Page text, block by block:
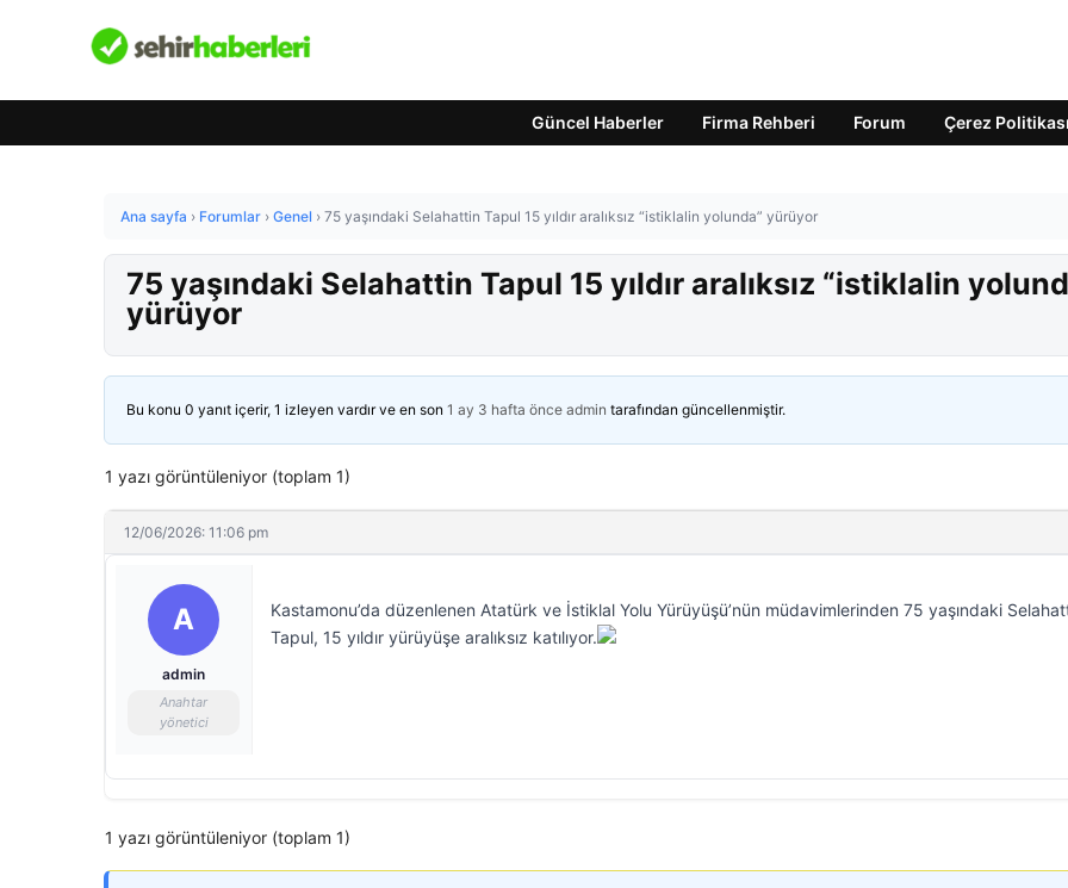
Güncel Haberler Firma Rehberi Forum Çerez Politikası
Ana sayfa › Forumlar › Genel › 75 yaşındaki Selahattin Tapul 15 yıldır aralıksız “istiklalin yolunda” yürüyor
75 yaşındaki Selahattin Tapul 15 yıldır aralıksız “istiklalin
yürüyor
Bu konu 0 yanıt içerir, 1 izleyen vardır ve en son 1 ay 3 hafta önce admin tarafından güncellenmiştir.
1 yazı görüntüleniyor (toplam 1)
12/06/2026: 11:06 pm
A
admin
Anahtar
yönetici
Kastamonu’da düzenlenen Atatürk ve İstiklal Yolu Yürüyüşü’nün müdavimlerinden 75 yaşındaki
Tapul, 15 yıldır yürüyüşe aralıksız katılıyor.
1 yazı görüntüleniyor (toplam 1)